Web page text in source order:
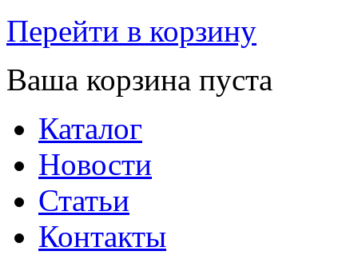
Перейти в корзину
Ваша корзина пуста
Каталог
Новости
Статьи
Контакты